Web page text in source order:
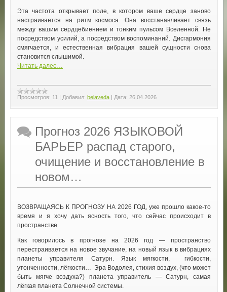
Эта частота открывает поле, в котором ваше сердце заново
настраивается на ритм космоса. Она восстанавливает связь
между вашим сердцебиением и тонким пульсом Вселенной. Не
посредством усилий, а посредством воспоминаний. Дисгармония
смягчается, и естественная вибрация вашей сущности снова
становится слышимой.
Читать далее…
Просмотров: 11 | Добавил: belaveda | Дата: 26.04.2026
Прогноз 2026 ЯЗЫКОВОЙ
БАРЬЕР распад старого,
очищение и восстановление в
новом…
ВОЗВРАЩАЯСЬ К ПРОГНОЗУ НА 2026 ГОД, уже прошло какое-то
время и я хочу дать ясность того, что сейчас происходит в
пространстве.
Как говорилось в прогнозе на 2026 год — пространство
перестраивается на новое звучание, на новый язык в вибрациях
планеты управителя Сатурн. Язык мягкости, гибкости,
утонченности, лёгкости… Эра Водолея, стихия воздух, (что может
быть мягче воздуха?) планета управитель — Сатурн, самая
лёгкая планета Солнечной системы.